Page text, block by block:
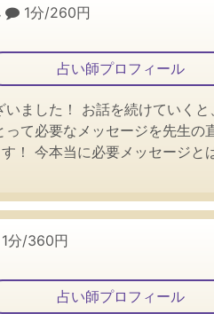
1分/260円
占い師プロフィール
ました！ お話を続けていく
て必要なメッセージを先生
！ 今本当に必要メッセージ
1分/360円
占い師プロフィール